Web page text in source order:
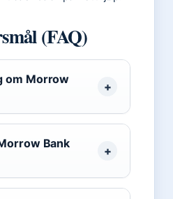
(FAQ)
om Morrow
Bank